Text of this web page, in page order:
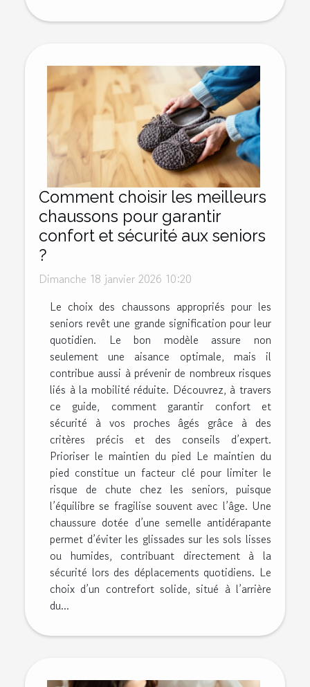
Comment choisir les meilleurs
chaussons pour garantir
confort et sécurité aux seniors
?
Dimanche 18 janvier 2026 10:20
Le choix des chaussons appropriés pour les
seniors revêt une grande signification pour leur
quotidien. Le bon modèle assure non
seulement une aisance optimale, mais il
contribue aussi à prévenir de nombreux risques
liés à la mobilité réduite. Découvrez, à travers
ce guide, comment garantir confort et
sécurité à vos proches âgés grâce à des
critères précis et des conseils d’expert.
Prioriser le maintien du pied Le maintien du
pied constitue un facteur clé pour limiter le
risque de chute chez les seniors, puisque
l’équilibre se fragilise souvent avec l’âge. Une
chaussure dotée d’une semelle antidérapante
permet d’éviter les glissades sur les sols lisses
ou humides, contribuant directement à la
sécurité lors des déplacements quotidiens. Le
choix d’un contrefort solide, situé à l’arrière
du...